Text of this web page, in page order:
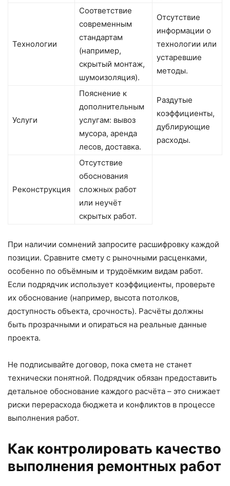
Технологии
Соответствие
современным
стандартам
(например,
скрытый монтаж,
шумоизоляция).
Отсутствие
информации о
технологии или
устаревшие
методы.
Услуги
Пояснение к
дополнительным
услугам: вывоз
мусора, аренда
лесов, доставка.
Раздутые
коэффициенты,
дублирующие
расходы.
Реконструкция
Отсутствие
обоснования
сложных работ
или неучёт
скрытых работ.
При наличии сомнений запросите расшифровку каждой
позиции. Сравните смету с рыночными расценками,
особенно по объёмным и трудоёмким видам работ.
Если подрядчик использует коэффициенты, проверьте
их обоснование (например, высота потолков,
доступность объекта, срочность). Расчёты должны
быть прозрачными и опираться на реальные данные
проекта.
Не подписывайте договор, пока смета не станет
технически понятной. Подрядчик обязан предоставить
детальное обоснование каждого расчёта – это снижает
риски перерасхода бюджета и конфликтов в процессе
выполнения работ.
Как контролировать качество
выполнения ремонтных работ